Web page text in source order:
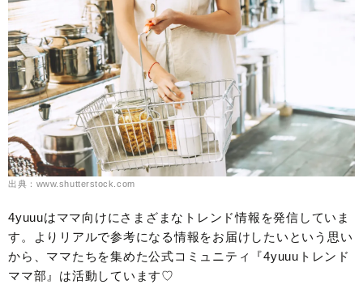
出典：www.shutterstock.com
4yuuuはママ向けにさまざまなトレンド情報を発信していま
す。よりリアルで参考になる情報をお届けしたいという思い
から、ママたちを集めた公式コミュニティ『4yuuuトレンド
ママ部』は活動しています♡